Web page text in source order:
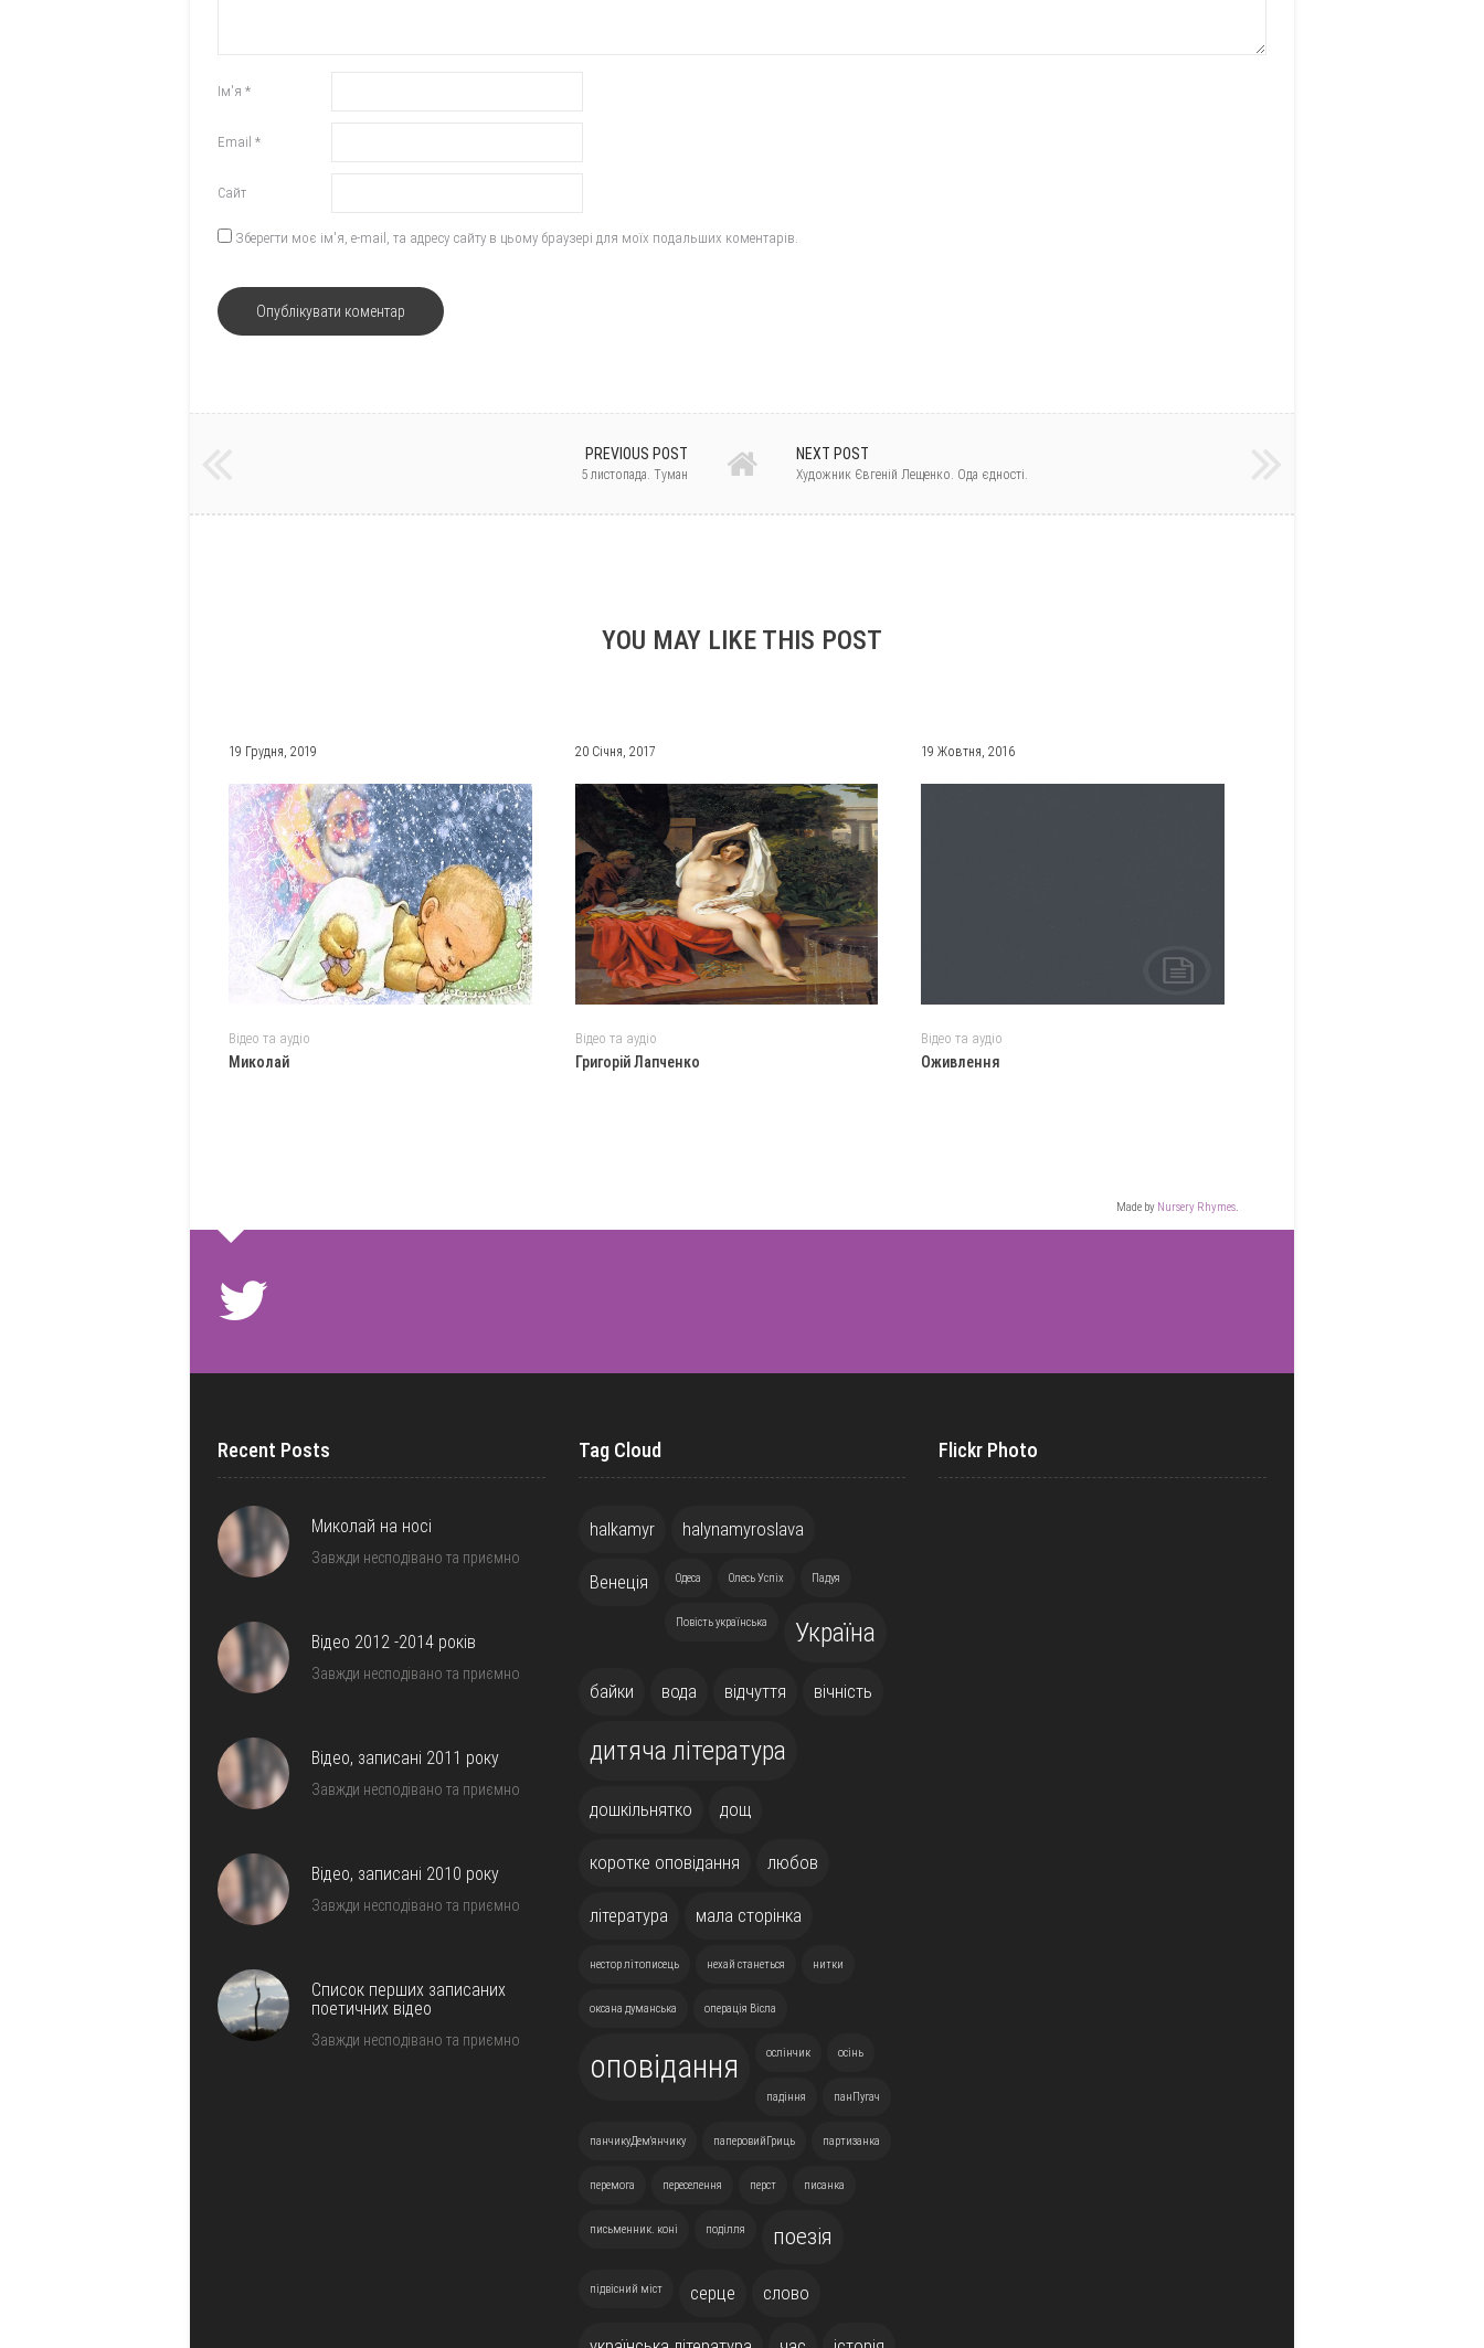
Ім'я *
Email *
Сайт
Зберегти моє ім'я, e-mail, та адресу сайту в цьому браузері для моїх подальших коментарів.
PREVIOUS POST
5 листопада. Туман
NEXT POST
Художник Євгеній Лещенко. Ода єдності.
YOU MAY LIKE THIS POST
19 Грудня, 2019
Відео та аудіо
Миколай
20 Січня, 2017
Відео та аудіо
Григорій Лапченко
19 Жовтня, 2016
Відео та аудіо
Оживлення
Made by Nursery Rhymes.
Recent Posts
Миколай на носі
Завжди несподівано та приємно
Відео 2012 -2014 років
Завжди несподівано та приємно
Відео, записані 2011 року
Завжди несподівано та приємно
Відео, записані 2010 року
Завжди несподівано та приємно
Список перших записаних
поетичних відео
Завжди несподівано та приємно
Tag Cloud
halkamyr halynamyroslava
Венеція Одеса Олесь Успіх Падуя
Повість українська Україна
байки вода відчуття вічність
дитяча література
дошкільнятко дощ
коротке оповідання любов
література мала сторінка
нестор літописець нехай станеться нитки
оксана думанська операція Вісла
оповідання ослінчик осінь
падіння панПугач
панчикуДем'янчику паперовийГриць партизанка
перемога переселення перст писанка
письменник. коні поділля поезія
підвісний міст серце слово
Flickr Photo